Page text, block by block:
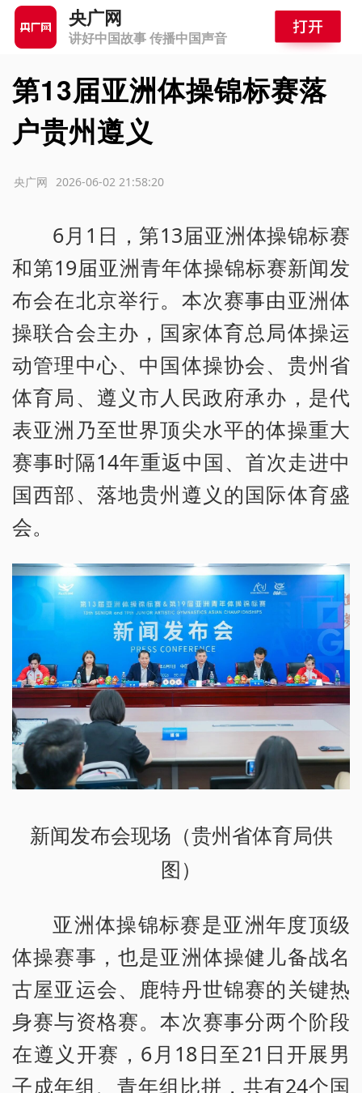
央广网
讲好中国故事 传播中国声音
第13届亚洲体操锦标赛落
户贵州遵义
2026-06-02 21:58:20
央广网
6月1日，第13届亚洲体操锦标赛
和第19届亚洲青年体操锦标赛新闻发
布会在北京举行。本次赛事由亚洲体
操联合会主办，国家体育总局体操运
动管理中心、中国体操协会、贵州省
体育局、遵义市人民政府承办，是代
表亚洲乃至世界顶尖水平的体操重大
赛事时隔14年重返中国、首次走进中
国西部、落地贵州遵义的国际体育盛
会。
新闻发布会现场（贵州省体育局供
图）
亚洲体操锦标赛是亚洲年度顶级
体操赛事，也是亚洲体操健儿备战名
古屋亚运会、鹿特丹世锦赛的关键热
身赛与资格赛。本次赛事分两个阶段
在遵义开赛，6月18日至21日开展男
子成年组、青年组比拼，共有24个国